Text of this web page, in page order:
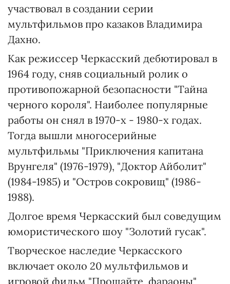
участвовал в создании серии
мультфильмов про казаков Владимира
Дахно.
Как режиссер Черкасский дебютировал в
1964 году, сняв социальный ролик о
противопожарной безопасности "Тайна
черного короля". Наиболее популярные
работы он снял в 1970-х - 1980-х годах.
Тогда вышли многосерийные
мультфильмы "Приключения капитана
Врунгеля" (1976-1979), "Доктор Айболит"
(1984-1985) и "Остров сокровищ" (1986-
1988).
Долгое время Черкасский был соведущим
юмористического шоу "Золотий гусак".
Творческое наследие Черкасского
включает около 20 мультфильмов и
игровой фильм "Прощайте, фараоны"